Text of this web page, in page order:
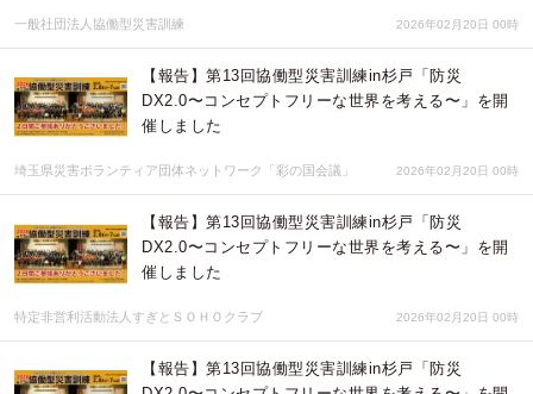
一般社団法人協働型災害訓練 2026年02月20日 00時
【報告】第13回協働型災害訓練in杉戸「防災
DX2.0〜コンセプトフリーな世界を考える〜」を開
催しました
埼玉県災害ボランティア団体ネットワーク「彩の国会議」 2026年02月20日 00時
【報告】第13回協働型災害訓練in杉戸「防災
DX2.0〜コンセプトフリーな世界を考える〜」を開
催しました
特定非営利活動法人すぎとＳＯＨＯクラブ 2026年02月20日 00時
【報告】第13回協働型災害訓練in杉戸「防災